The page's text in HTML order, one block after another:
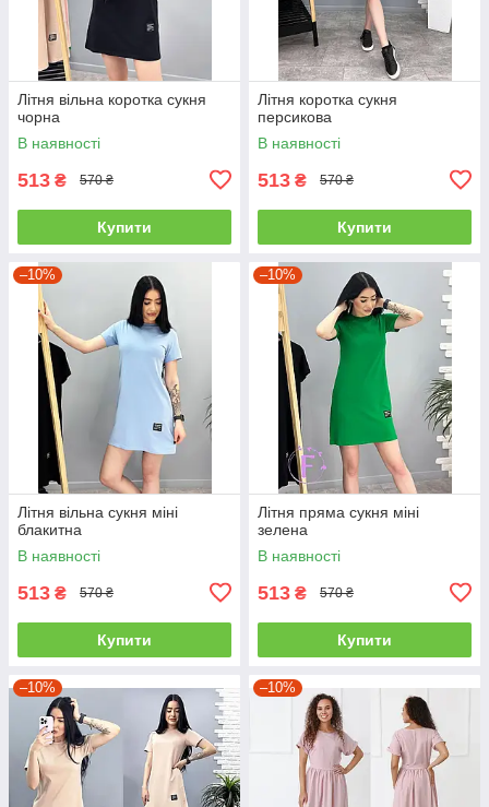
Літня вільна коротка сукня
чорна
В наявності
513 ₴ 570 ₴
Купити
Літня коротка сукня
персикова
В наявності
513 ₴ 570 ₴
Купити
–10%
Літня вільна сукня міні
блакитна
В наявності
513 ₴ 570 ₴
Купити
–10%
Літня пряма сукня міні
зелена
В наявності
513 ₴ 570 ₴
Купити
–10% –10%